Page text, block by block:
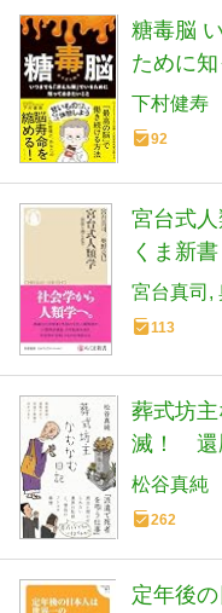
糖毒脳
ために
下村健寿
92
宮台式
くま新
宮台真司
113
葬式坊
滅！ 還
ます (日
松谷真純
262
定年後